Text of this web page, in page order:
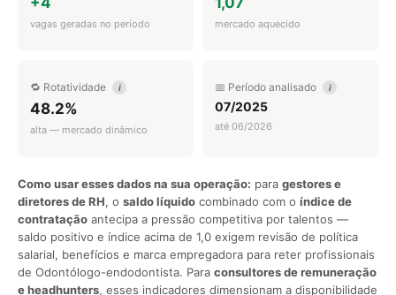
vagas geradas no período mercado aquecido
🔁 Rotatividade i
48.2%
alta — mercado dinâmico
📅 Período analisado i
07/2025
até 06/2026
Como usar esses dados na sua operação: para gestores e
diretores de RH, o saldo líquido combinado com o índice de
contratação antecipa a pressão competitiva por talentos —
saldo positivo e índice acima de 1,0 exigem revisão de política
salarial, benefícios e marca empregadora para reter profissionais
de Odontólogo-endodontista. Para consultores de remuneração
e headhunters, esses indicadores dimensionam a disponibilidade